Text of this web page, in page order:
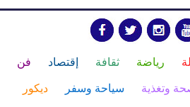
رياضة ثقافة إقتصاد فن
وتغذية سياحة وسفر ديكور